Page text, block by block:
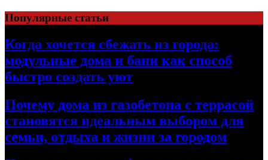
Перейти
к
содержимому
Популярные статьи
Когда хочется сбежать из города:
модульные дома и бани как способ
быстро создать уют
Почему дома из газобетона с террасой
становятся идеальным выбором для
семьи, отдыха и жизни за городом